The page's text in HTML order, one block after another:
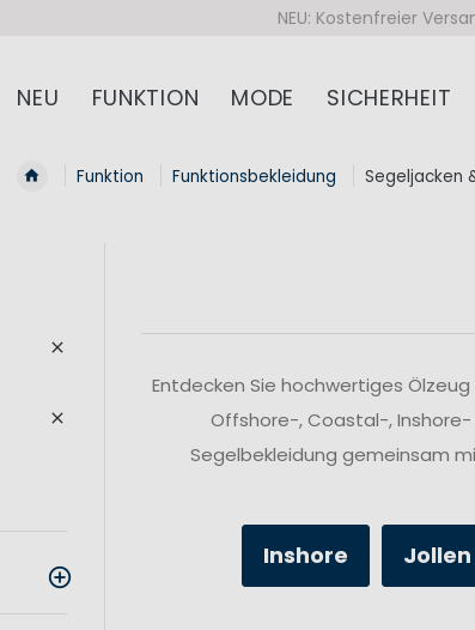
NEU: Kostenfreier
NEU FUNKTION MODE SICHERHEIT
Funktion Funktionsbekleidung Segeljacken
Entdecken Sie hochwertiges
Offshore-, Coastal-, Inshore-
Segelbekleidung gemeinsam
Inshore